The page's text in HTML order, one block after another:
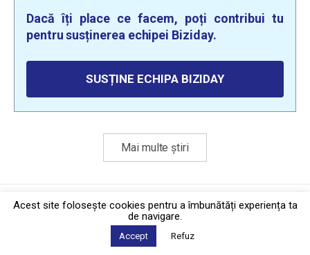
Dacă îți place ce facem, poți contribui tu
pentru susținerea echipei Biziday.
SUSȚINE ECHIPA BIZIDAY
Mai multe știri
Politica de confidențialitate·Contact
2026 © Biziday
Acest site foloseşte cookies pentru a îmbunătăți experiența ta
de navigare.
Accept Refuz